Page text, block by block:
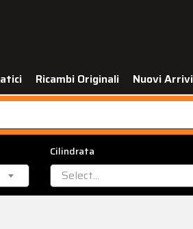
Ricambi Originali Nuovi Arrivi
Cilindrata
Select...